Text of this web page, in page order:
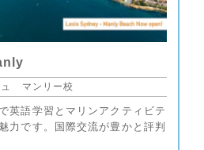
ュ マンリー校
英語学習とマリンアクティビテ
力です。国際交流が豊かと評判